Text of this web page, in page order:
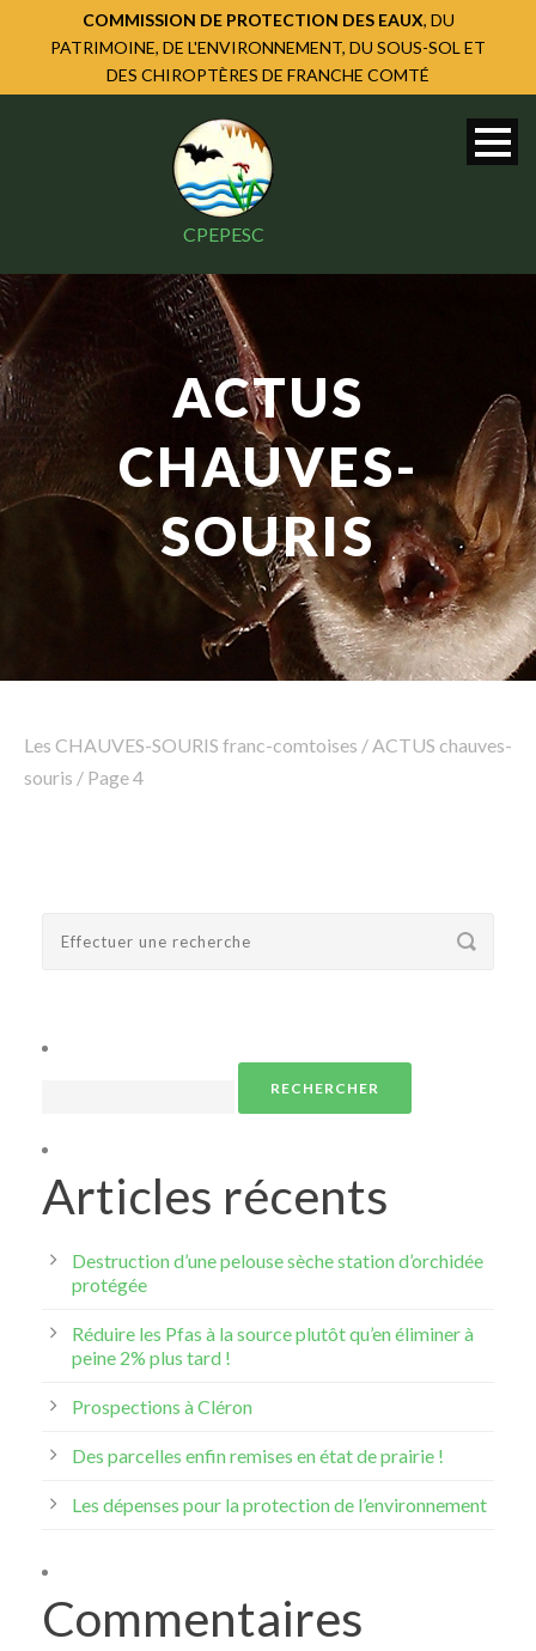
COMMISSION DE PROTECTION DES EAUX, DU
PATRIMOINE, DE L'ENVIRONNEMENT, DU SOUS-SOL ET
DES CHIROPTÈRES DE FRANCHE COMTÉ
CPEPESC
ACTUS
CHAUVES-
SOURIS
Les CHAUVES-SOURIS franc-comtoises /ACTUS chauves-
souris / Page 4
Articles récents
Destruction d’une pelouse sèche station d’orchidée
protégée
Réduire les Pfas à la source plutôt qu’en éliminer à
peine 2% plus tard !
Prospections à Cléron
Des parcelles enfin remises en état de prairie !
Les dépenses pour la protection de l’environnement
Commentaires